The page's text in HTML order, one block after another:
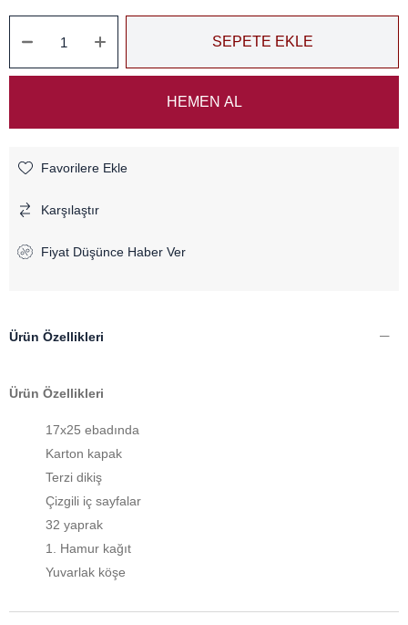
Favorilere Ekle
Karşılaştır
Fiyat Düşünce Haber Ver
Ürün Özellikleri
Ürün Özellikleri
17x25 ebadında
Karton kapak
Terzi dikiş
Çizgili iç sayfalar
32 yaprak
1. Hamur kağıt
Yuvarlak köşe